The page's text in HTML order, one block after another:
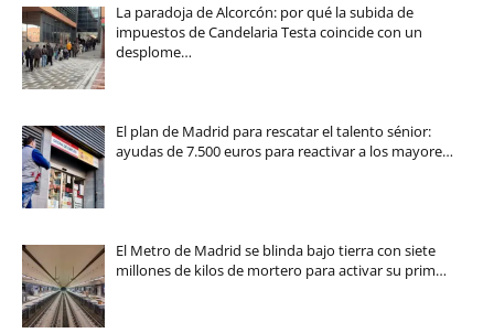
La paradoja de Alcorcón: por qué la subida de
impuestos de Candelaria Testa coincide con un
desplome…
El plan de Madrid para rescatar el talento sénior:
ayudas de 7.500 euros para reactivar a los mayore…
El Metro de Madrid se blinda bajo tierra con siete
millones de kilos de mortero para activar su prim…